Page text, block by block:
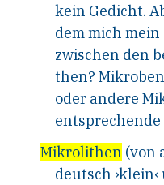
kein Gedicht.
dem mich
zwischen den
then?
oder andere
entsprechende
Mikrolithen (von
deutsch ›klein‹